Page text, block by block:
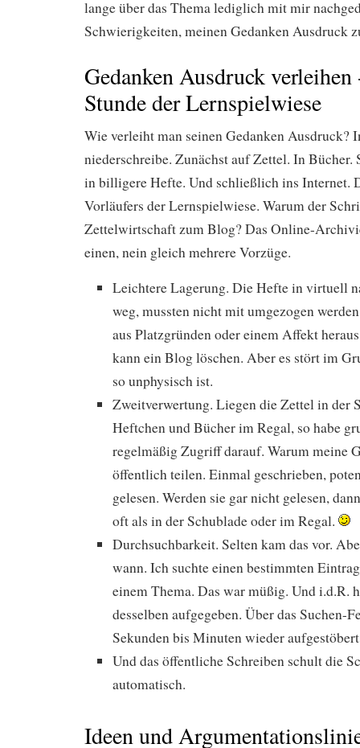
lange über das Thema lediglich mit mir
Schwierigkeiten, meinen Gedanken Ausdruck
Gedanken Ausdruck
Stunde der Lernspielwiese
Wie verleiht man seinen Gedanken Ausdruck?
niederschreibe. Zunächst auf Zettel. In Bücher.
in billigere Hefte. Und schließlich ins Internet.
Vorläufers der Lernspielwiese. Warum der
Zettelwirtschaft zum Blog? Das Online-
einen, nein gleich mehrere Vorzüge.
Leichtere Lagerung. Die Hefte in virtuell
weg, mussten nicht mit umgezogen
aus Platzgründen oder einem Affekt
kann ein Blog löschen. Aber es stört im
so unphysisch ist.
Zweitverwertung. Liegen die Zettel in der
Heftchen und Bücher im Regal, so habe
regelmäßig Zugriff darauf. Warum meine
öffentlich teilen. Einmal geschrieben,
gelesen. Werden sie gar nicht gelesen,
oft als in der Schublade oder im Regal.
Durchsuchbarkeit. Selten kam das vor.
wann. Ich suchte einen bestimmten
einem Thema. Das war müßig. Und i.d.R.
desselben aufgegeben. Über das Suchen-
Sekunden bis Minuten wieder
Und das öffentliche Schreiben schult die
automatisch.
Ideen und